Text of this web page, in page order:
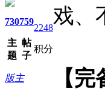
730
主
题
759
帖
子
2248
积分
版主
戏、
【